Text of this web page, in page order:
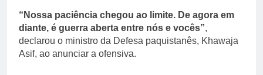
“Nossa paciência chegou ao limite. De agora em
diante, é guerra aberta entre nós e vocês”,
declarou o ministro da Defesa paquistanês, Khawaja
Asif, ao anunciar a ofensiva.